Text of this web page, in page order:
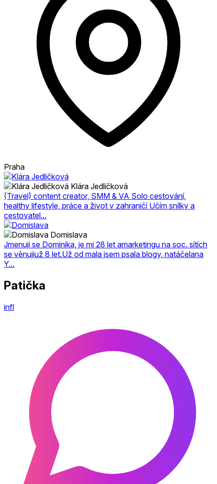
Praha
Klára Jedličková
(Travel) content creator, SMM & VA Solo cestování,
healthy lifestyle, práce a život v zahraničí Učím snílky a
cestovatel...
Domislava
Jmenuji se Dominika, je mi 28 let amarketingu na soc. sítích
se věnujiuž 8 let.Už od mala jsem psala blogy, natáčelana
Y...
Patička
infl